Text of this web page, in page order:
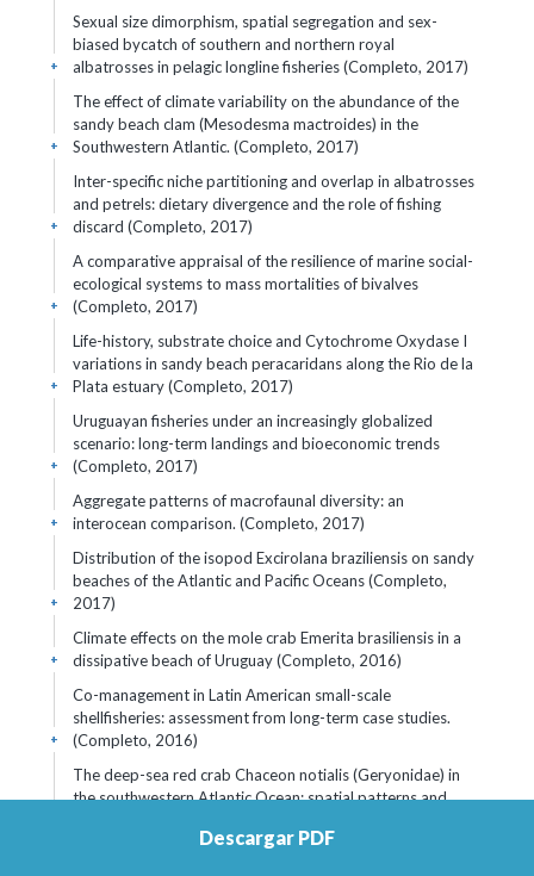
Sexual size dimorphism, spatial segregation and sex-
biased bycatch of southern and northern royal
albatrosses in pelagic longline fisheries (Completo, 2017)
+
The effect of climate variability on the abundance of the
sandy beach clam (Mesodesma mactroides) in the
Southwestern Atlantic. (Completo, 2017)
+
Inter-specific niche partitioning and overlap in albatrosses
and petrels: dietary divergence and the role of fishing
discard (Completo, 2017)
+
A comparative appraisal of the resilience of marine social-
ecological systems to mass mortalities of bivalves
(Completo, 2017)
+
Life-history, substrate choice and Cytochrome Oxydase I
variations in sandy beach peracaridans along the Rio de la
Plata estuary (Completo, 2017)
+
Uruguayan fisheries under an increasingly globalized
scenario: long-term landings and bioeconomic trends
(Completo, 2017)
+
Aggregate patterns of macrofaunal diversity: an
interocean comparison. (Completo, 2017)
+
Distribution of the isopod Excirolana braziliensis on sandy
beaches of the Atlantic and Pacific Oceans (Completo,
2017)
+
Climate effects on the mole crab Emerita brasiliensis in a
dissipative beach of Uruguay (Completo, 2016)
+
Co-management in Latin American small-scale
shellfisheries: assessment from long-term case studies.
(Completo, 2016)
+
The deep-sea red crab Chaceon notialis (Geryonidae) in
the southwestern Atlantic Ocean: spatial patterns and
Climate change influences on abundance, individual size
Descargar PDF